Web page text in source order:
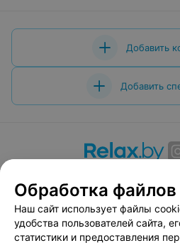
Добавить
Добавить
Вакансии
Публичный
Публичный договор по
«Афиша»
Обработка
Наш сайт использует файлы
удобства пользователей сайта,
статистики и предоставления